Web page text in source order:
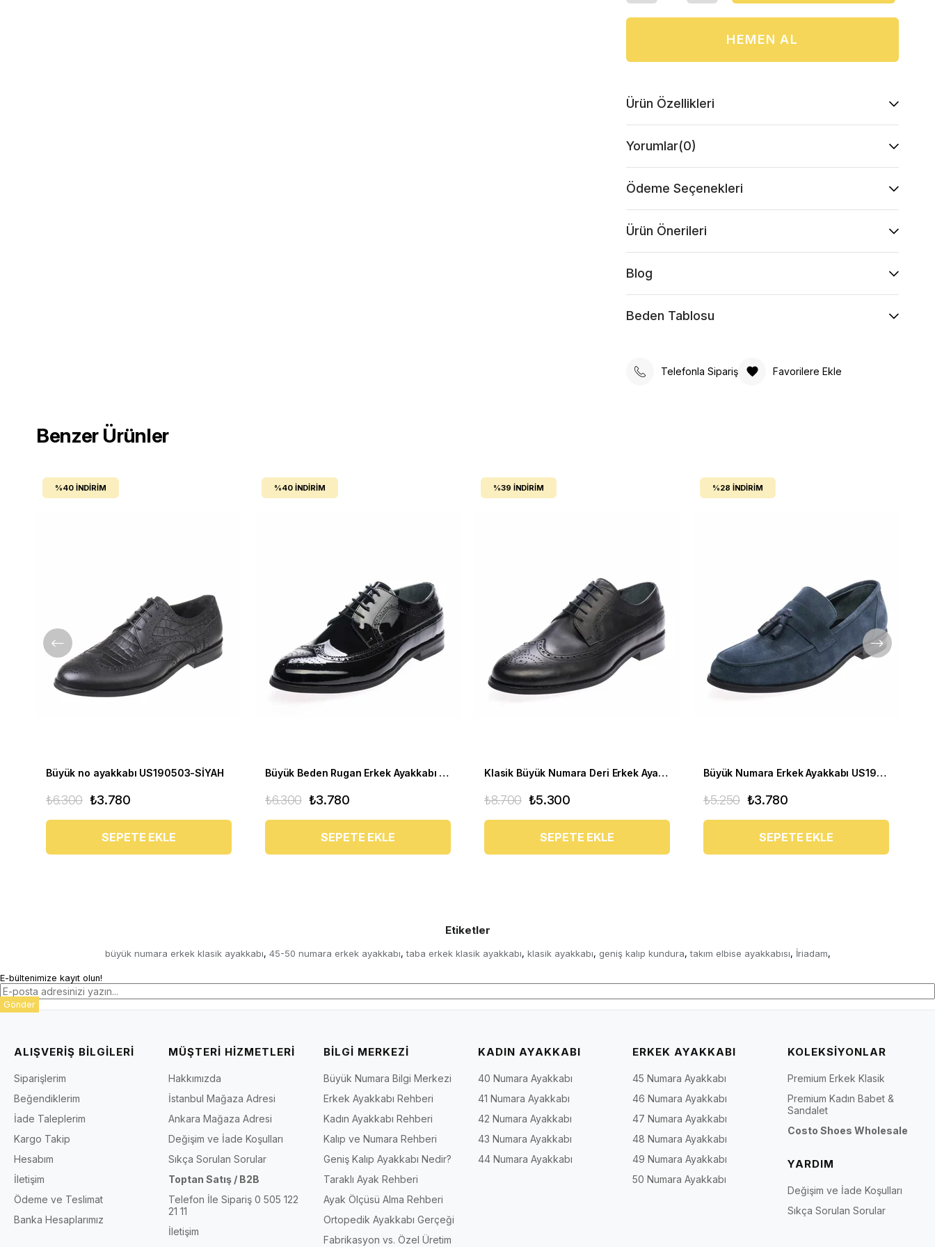
Ürün Özellikleri
Yorumlar(0)
Ödeme Seçenekleri
Ürün Önerileri
Blog
Beden Tablosu
Telefonla Sipariş Favorilere Ekle
Benzer Ürünler
Büyük no ayakkabı US190503-SİYAH
₺3.780
₺6.300
SEPETE EKLE
%40 İNDIRIM
Büyük Beden Rugan Erkek Ayakkabı US190504-SİYAH
₺3.780
₺6.300
SEPETE EKLE
%40 İNDIRIM
Klasik Büyük Numara Deri Erkek Ayakkabısı US190505-SİYAH
₺5.300
₺8.700
SEPETE EKLE
%39 İNDIRIM
Büyük Numara Erkek Ayakkabı US190507
₺3.780
₺5.250
SEPETE EKLE
%28 İNDIRIM
Etiketler
büyük numara erkek klasik ayakkabı, 45-50 numara erkek ayakkabı, taba erkek klasik ayakkabı, klasik ayakkabı, geniş kalıp kundura, takım elbise ayakkabısı, İriadam,
E-bültenimize kayıt olun!
Gönder
ALIŞVERİŞ BİLGİLERİ
Siparişlerim
Beğendiklerim
İade Taleplerim
Kargo Takip
Hesabım
İletişim
Ödeme ve Teslimat
Banka Hesaplarımız
MÜŞTERİ HİZMETLERİ
Hakkımızda
İstanbul Mağaza Adresi
Ankara Mağaza Adresi
Değişim ve İade Koşulları
Sıkça Sorulan Sorular
Toptan Satış / B2B
Telefon İle Sipariş 0 505 122
21 11
İletişim
BİLGİ MERKEZİ
Büyük Numara Bilgi Merkezi
Erkek Ayakkabı Rehberi
Kadın Ayakkabı Rehberi
Kalıp ve Numara Rehberi
Geniş Kalıp Ayakkabı Nedir?
Taraklı Ayak Rehberi
Ayak Ölçüsü Alma Rehberi
Ortopedik Ayakkabı Gerçeği
Fabrikasyon vs. Özel Üretim
KADIN AYAKKABI
40 Numara Ayakkabı
41 Numara Ayakkabı
42 Numara Ayakkabı
43 Numara Ayakkabı
44 Numara Ayakkabı
ERKEK AYAKKABI
45 Numara Ayakkabı
46 Numara Ayakkabı
47 Numara Ayakkabı
48 Numara Ayakkabı
49 Numara Ayakkabı
50 Numara Ayakkabı
KOLEKSİYONLAR
Premium Erkek Klasik
Premium Kadın Babet &
Sandalet
Costo Shoes Wholesale
YARDIM
Değişim ve İade Koşulları
Sıkça Sorulan Sorular